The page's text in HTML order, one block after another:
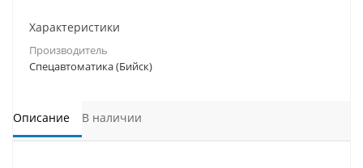
Характеристики
Производитель
Спецавтоматика (Бийск)
Описание В наличии